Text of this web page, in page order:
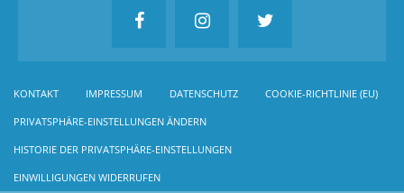
KONTAKT IMPRESSUM DATENSCHUTZ COOKIE-RICHTLINIE (EU)
PRIVATSPHÄRE-EINSTELLUNGEN ÄNDERN
HISTORIE DER PRIVATSPHÄRE-EINSTELLUNGEN
EINWILLIGUNGEN WIDERRUFEN